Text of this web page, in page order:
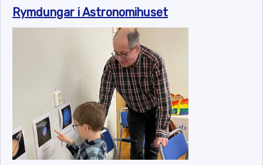
Rymdungar i Astronomihuset